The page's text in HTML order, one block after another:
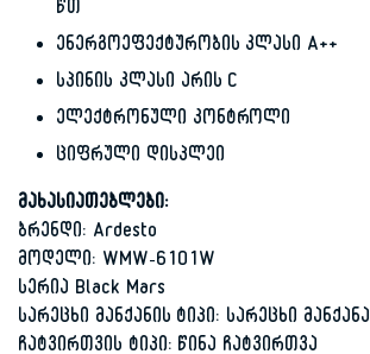
წთ
ენერგოეფექტურობის კლასი A++
სპინის კლასი არის C
ელექტრონული კონტროლი
ციფრული დისპლეი
მახასიათებლები:
ბრენდი: Ardesto
მოდელი: WMW-6101W
სერია Black Mars
სარეცხი მანქანის ტიპი: სარეცხი მანქანა